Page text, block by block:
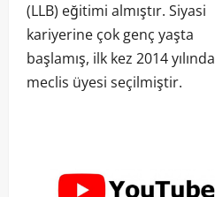
(LLB) eğitimi almıştır. Siyasi
kariyerine çok genç yaşta
başlamış, ilk kez 2014 yılında
meclis üyesi seçilmiştir.